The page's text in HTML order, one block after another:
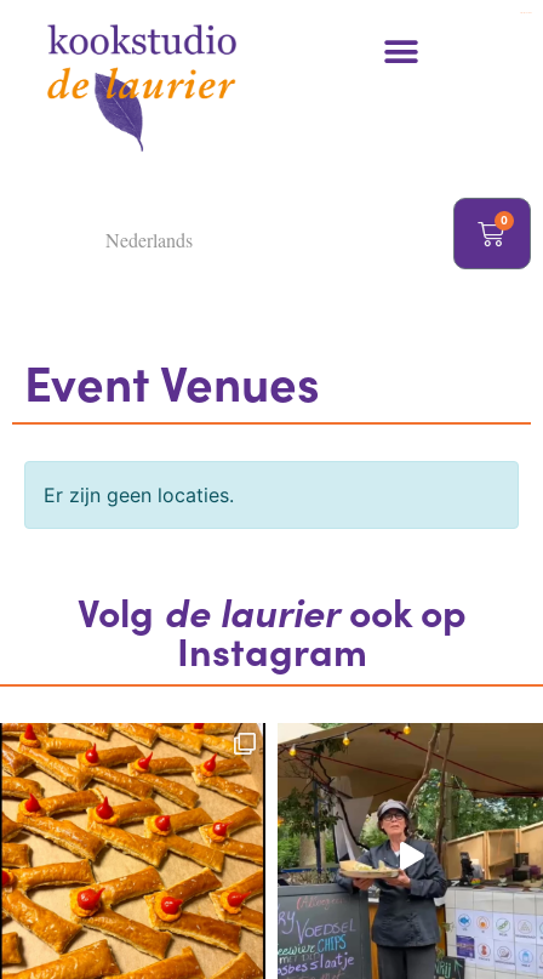
Nederlands
0
Event Venues
Er zijn geen locaties.
Volg de laurierook op
Instagram